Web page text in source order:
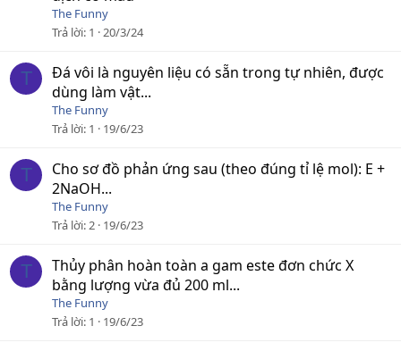
The Funny
Trả lời 1 20/3/24
T
Đá vôi là nguyên liệu có sẵn trong tự nhiên, được
dùng làm vật...
The Funny
Trả lời 1 19/6/23
T
Cho sơ đồ phản ứng sau (theo đúng tỉ lệ mol): E +
2NaOH...
The Funny
Trả lời 2 19/6/23
T
Thủy phân hoàn toàn a gam este đơn chức X
bằng lượng vừa đủ 200 ml...
The Funny
Trả lời 1 19/6/23